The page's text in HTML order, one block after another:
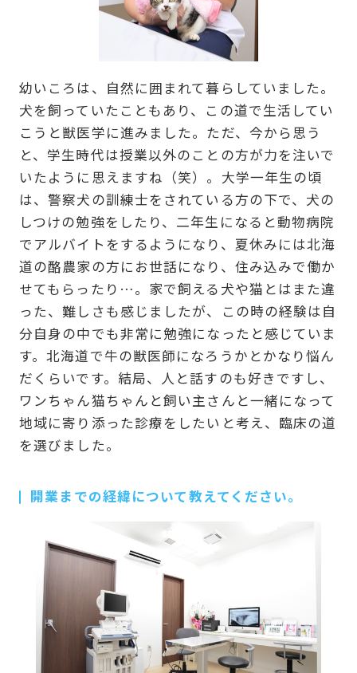
幼いころは、自然に囲まれて暮らしていました。
犬を飼っていたこともあり、この道で生活してい
こうと獣医学に進みました。ただ、今から思う
と、学生時代は授業以外のことの方が力を注いで
いたように思えますね（笑）。大学一年生の頃
は、警察犬の訓練士をされている方の下で、犬の
しつけの勉強をしたり、二年生になると動物病院
でアルバイトをするようになり、夏休みには北海
道の酪農家の方にお世話になり、住み込みで働か
せてもらったり…。家で飼える犬や猫とはまた違
った、難しさも感じましたが、この時の経験は自
分自身の中でも非常に勉強になったと感じていま
す。北海道で牛の獣医師になろうかとかなり悩ん
だくらいです。結局、人と話すのも好きですし、
ワンちゃん猫ちゃんと飼い主さんと一緒になって
地域に寄り添った診療をしたいと考え、臨床の道
を選びました。
開業までの経緯について教えてください。